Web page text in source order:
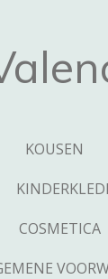
KOUSEN
COSMETICA